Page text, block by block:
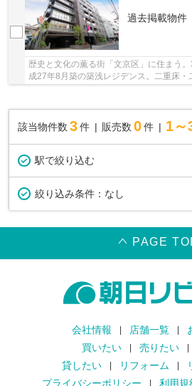
過去掲載物件
歴史と文化の薫る街「文京区」に住まう
成27年8月築の築浅レジデンス。二重床・
イバシーを守ります。住戸までは4重セキ
該当物件数 3件 販売数 0 件 1～
駅で絞り込む
絞り込み条件： なし
PAGE
会社情報 店舗一覧
買いたい
売りたい
貸したい
リフォーム
プライバシーポリシー
利用規